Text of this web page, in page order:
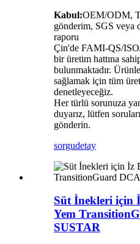
Kabul:OEM/ODM,
gönderim, SGS veya
raporu
Çin'de FAMI-QS/
bir üretim hattına
bulunmaktadır.
sağlamak için tüm
denetleyeceğiz.
Her türlü sorunuza
duyarız, lütfen
gönderin.
sorgudetay
Süt İnekleri için
Yem
SUSTAR